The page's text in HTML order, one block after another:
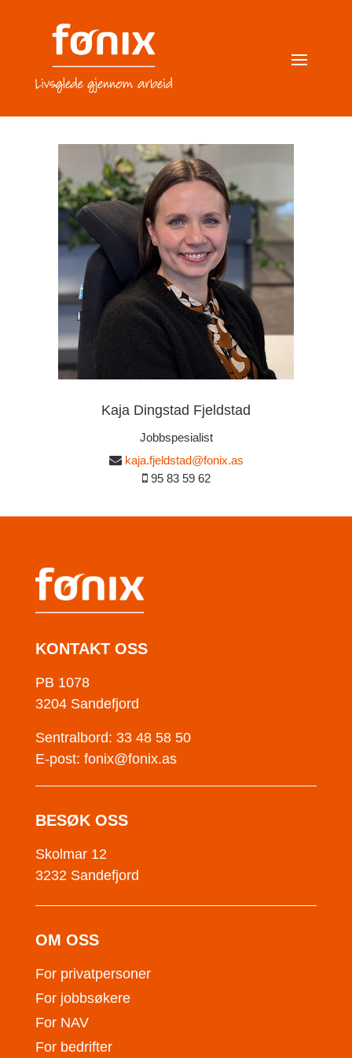
Kaja Dingstad Fjeldstad
Jobbspesialist
95 83 59 62
kaja.fjeldstad@fonix.as
KONTAKT OSS
PB 1078
3204 Sandefjord
Sentralbord: 33 48 58 50
E-post: fonix@fonix.as
BESØK OSS
Skolmar 12
3232 Sandefjord
OM OSS
For privatpersoner
For jobbsøkere
For NAV
For bedrifter